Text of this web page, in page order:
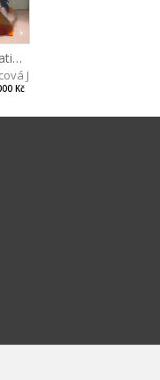
Inspiration by Marqués de Riscal
Jaroslava
Kč